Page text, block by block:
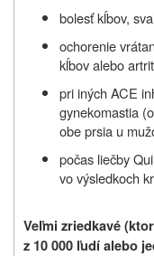
bolesť kĺbov,
ochorenie
kĺbov alebo
pri iných ACE
gynekomastia
obe prsia u
počas liečby
vo výsledkoch
Veľmi zriedkavé
z 10 000 ľudí alebo